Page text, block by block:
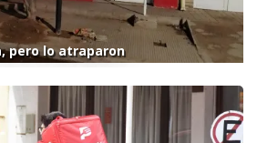
pero lo atraparon